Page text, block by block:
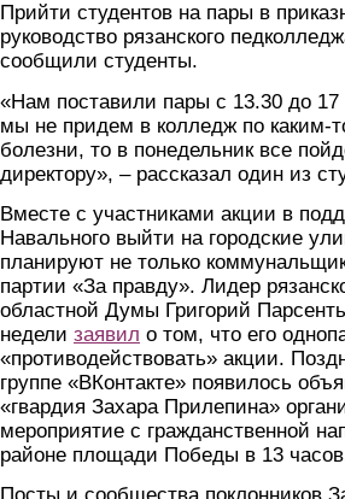
Прийти студентов на пары в
руководство рязанского
сообщили студенты.
«Нам поставили пары с 13.30 до 17
мы не придем в колледж по каким-
болезни, то в понедельник все
директору», – рассказал один из
Вместе с участниками акции в
Навального выйти на городские
планируют не только
партии «За правду». Лидер
областной Думы Григорий
недели заявил о том, что его
«противодействовать» акции.
группе «ВКонтакте» появилось
«гвардия Захара Прилепина»
мероприятие с гражданственной
районе площади Победы в 13